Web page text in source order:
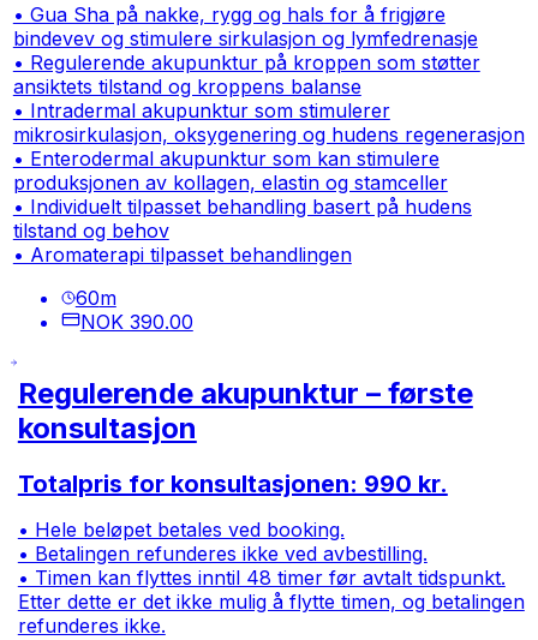
• Gua Sha på nakke, rygg og hals for å frigjøre
bindevev og stimulere sirkulasjon og lymfedrenasje
• Regulerende akupunktur på kroppen som støtter
ansiktets tilstand og kroppens balanse
• Intradermal akupunktur som stimulerer
mikrosirkulasjon, oksygenering og hudens regenerasjon
• Enterodermal akupunktur som kan stimulere
produksjonen av kollagen, elastin og stamceller
• Individuelt tilpasset behandling basert på hudens
tilstand og behov
• Aromaterapi tilpasset behandlingen
60m
NOK 390.00
Regulerende akupunktur – første
konsultasjon
Totalpris for konsultasjonen: 990 kr.
• Hele beløpet betales ved booking.
• Betalingen refunderes ikke ved avbestilling.
• Timen kan flyttes inntil 48 timer før avtalt tidspunkt.
Etter dette er det ikke mulig å flytte timen, og betalingen
refunderes ikke.